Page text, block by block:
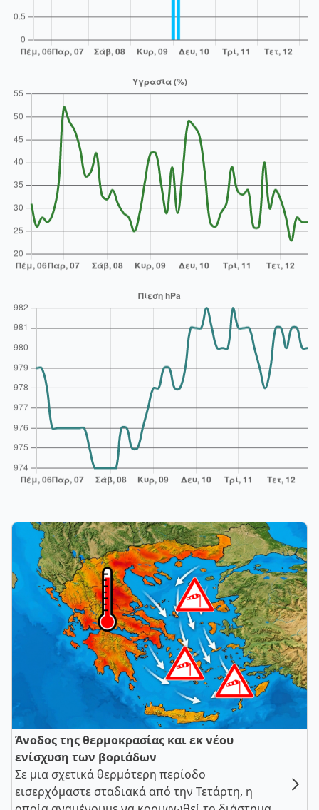
Άνοδος της θερμοκρασίας και εκ νέου
ενίσχυση των βοριάδων
Σε μια σχετικά θερμότερη περίοδο
εισερχόμαστε σταδιακά από την Τετάρτη, η